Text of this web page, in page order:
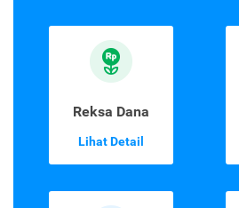
Reksa Dana
Lihat Detail